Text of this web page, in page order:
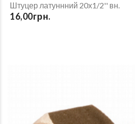
Штуцер латуннний 20х1/2'' вн.
16,00грн.